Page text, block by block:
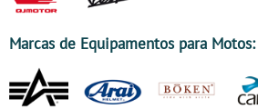
Marcas de Equipamentos para Motos: